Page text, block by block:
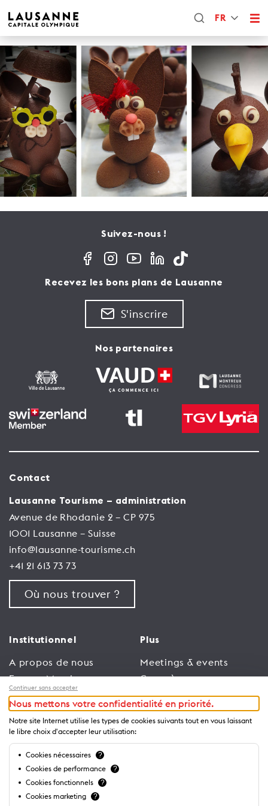
FR
Suivez-nous !
Recevez les bons plans de Lausanne
S'inscrire
Nos partenaires
Contact
Lausanne Tourisme – administration
Avenue de Rhodanie 2 – CP 975
1001 Lausanne – Suisse
info@lausanne-tourisme.ch
+41 21 613 73 73
Où nous trouver ?
Institutionnel
A propos de nous
Espace Membres
Emploi
Conditions générales
d’utilisation
Politique de
confidentialité
Plus
Meetings & events
Congrès
Trade
Espace Médias
Annonceurs
Brochures et guides
Continuer sans accepter
Nous mettons votre confidentialité en priorité.
Notre site Internet utilise les types de cookies suivants tout en vous laissant
le libre choix d'accepter leur utilisation:
Cookies nécessaires ?
Cookies de performance ?
Cookies fonctionnels ?
Cookies marketing ?